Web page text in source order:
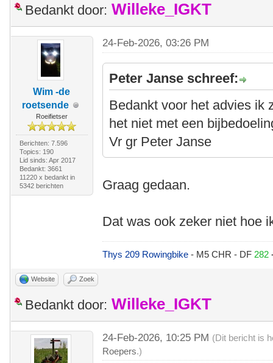
Bedankt door: Willeke_IGKT
Wim -de
roetsende
Roeifietser
Berichten: 7.596
Topics: 190
Lid sinds: Apr 2017
Bedankt: 3661
11220 x bedankt in
5342 berichten
24-Feb-2026, 03:26 PM
Peter Janse schreef:
Bedankt voor het advies ik
het niet met een
Vr gr Peter Janse
Graag gedaan.
Dat was ook zeker niet hoe
Thys 209 Rowingbike- M5 CHR - DF 282
Website Zoek
Bedankt door: Willeke_IGKT
24-Feb-2026, 10:25 PM (Dit bericht is
Roepers.)